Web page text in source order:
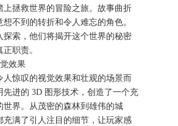
上拯救世界的冒险之旅。故事曲折
不到的转折和令人难忘的角色。
探索，他们将揭开这个世界的秘密
职责。
效果
人惊叹的视觉效果和壮观的场景而
先进的 3D 图形技术，创造了一个充
世界。从茂密的森林到雄伟的城
充满了引人注目的细节，让玩家感